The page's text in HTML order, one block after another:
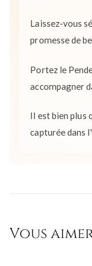
Laissez-vous
promesse de
Portez le
accompagner
Il est bien plus
capturée dans
Vous